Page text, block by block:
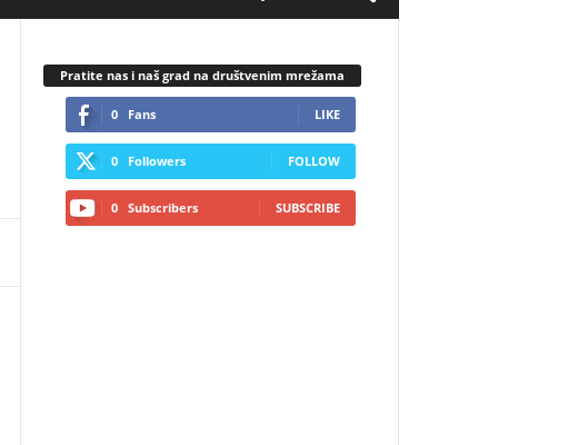
Pratite nas i naš grad na društvenim mrežama
0 Fans LIKE
0 Followers FOLLOW
0 Subscribers SUBSCRIBE